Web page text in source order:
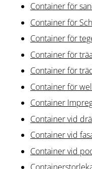
Container för
Container för
Container för
Container för
Container för
Container för
Container
Container vid
Container vid
Container vid